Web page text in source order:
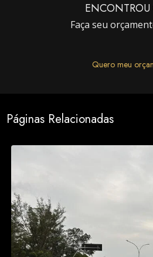
ENCONTROU
Faça seu
Quero meu
Páginas Relacionadas